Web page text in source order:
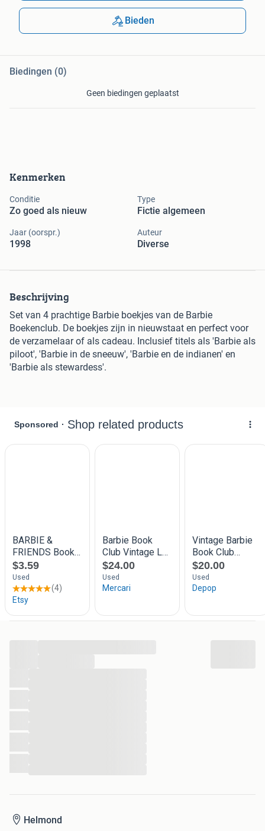
Kenmerken
Conditie
Zo goed als nieuw
Type
Fictie algemeen
Jaar (oorspr.)
1998
Auteur
Diverse
Beschrijving
Set van 4 prachtige Barbie boekjes van de Barbie
Boekenclub. De boekjes zijn in nieuwstaat en perfect voor
de verzamelaar of als cadeau. Inclusief titels als 'Barbie als
piloot', 'Barbie in de sneeuw', 'Barbie en de indianen' en
'Barbie als stewardess'.
Helmond
Bieden
Biedingen (0)
Geen biedingen geplaatst